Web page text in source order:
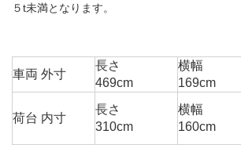
５t未満となります。
車両 外寸
長さ
469cm
横幅
169cm
荷台 内寸
長さ
310cm
横幅
160cm